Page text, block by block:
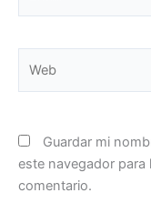
Guardar mi
este navegador para
comentario.